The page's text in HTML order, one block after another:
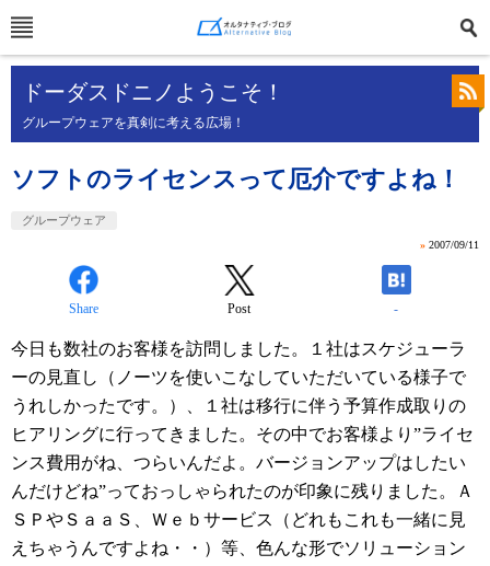
ドーダスドニノようこそ！
グループウェアを真剣に考える広場！
ソフトのライセンスって厄介ですよね！
グループウェア
» 2007/09/11
Share Post -
今日も数社のお客様を訪問しました。１社はスケジューラ
ーの見直し（ノーツを使いこなしていただいている様子で
うれしかったです。）、１社は移行に伴う予算作成取りの
ヒアリングに行ってきました。その中でお客様より”ライセ
ンス費用がね、つらいんだよ。バージョンアップはしたい
んだけどね”っておっしゃられたのが印象に残りました。Ａ
ＳＰやＳａａＳ、Ｗｅｂサービス（どれもこれも一緒に見
えちゃうんですよね・・）等、色んな形でソリューション